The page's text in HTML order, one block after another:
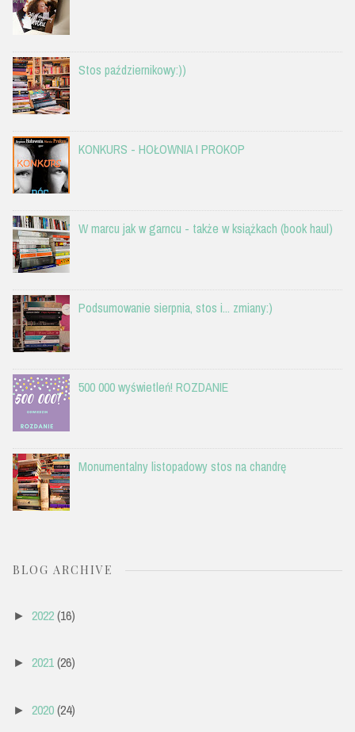
Stos październikowy:))
KONKURS - HOŁOWNIA I PROKOP
W marcu jak w garncu - także w książkach (book haul)
Podsumowanie sierpnia, stos i... zmiany:)
500 000 wyświetleń! ROZDANIE
Monumentalny listopadowy stos na chandrę
BLOG ARCHIVE
► 2022(16)
► 2021(26)
► 2020(24)